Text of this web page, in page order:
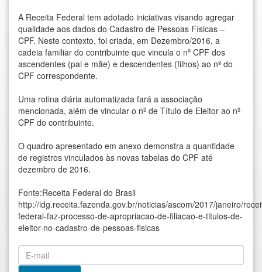
A Receita Federal tem adotado iniciativas visando agregar
qualidade aos dados do Cadastro de Pessoas Físicas –
CPF. Neste contexto, foi criada, em Dezembro/2016, a
cadeia familiar do contribuinte que vincula o nº CPF dos
ascendentes (pai e mãe) e descendentes (filhos) ao nº do
CPF correspondente.
Uma rotina diária automatizada fará a associação
mencionada, além de vincular o nº de Título de Eleitor ao nº
CPF do contribuinte.
O quadro apresentado em anexo demonstra a quantidade
de registros vinculados às novas tabelas do CPF até
dezembro de 2016.
Fonte:Receita Federal do Brasil
http://idg.receita.fazenda.gov.br/noticias/ascom/2017/janeiro/
federal-faz-processo-de-apropriacao-de-filiacao-e-titulos-de-
eleitor-no-cadastro-de-pessoas-fisicas